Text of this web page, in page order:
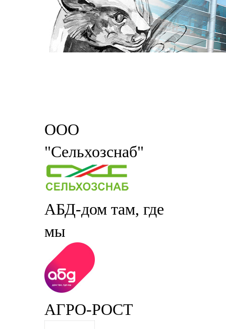
ООО
"Сельхозснаб"
АБД-дом там, где
мы
АГРО-РОСТ